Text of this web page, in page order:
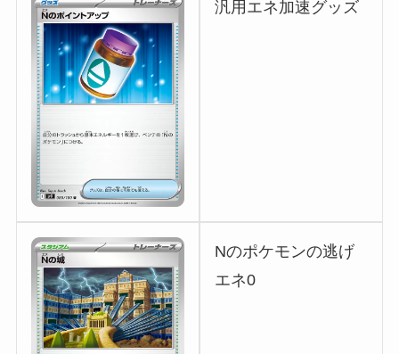
汎用エネ加速グッズ
Nのポケモンの逃げ
エネ0